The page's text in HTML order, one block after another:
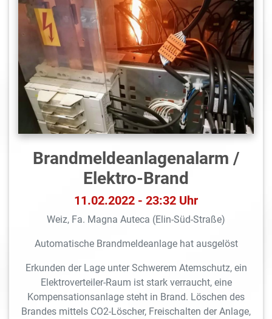
Brandmeldeanlagen­alarm /
Elektro-Brand
11.02.2022 - 23:32 Uhr
Weiz, Fa. Magna Auteca (Elin-Süd-Straße)
Automatische Brandmeldeanlage hat ausgelöst
Erkunden der Lage unter Schwerem Atemschutz, ein
Elektroverteiler-Raum ist stark verraucht, eine
Kompensationsanlage steht in Brand. Löschen des
Brandes mittels CO2-Löscher, Freischalten der Anlage,